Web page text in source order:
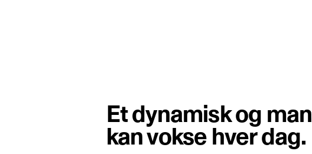
Et dynamisk og
kan vokse hver dag.